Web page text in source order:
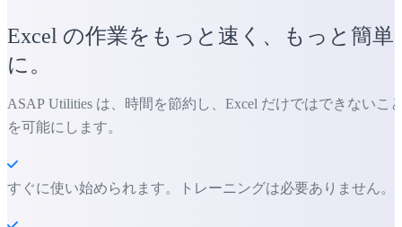
Excel の作業をもっと速く、もっと簡単
に。
ASAP Utilities は、時間を節約し、Excel だけではできないこ
を可能にします。
すぐに使い始められます。トレーニングは必要ありません。